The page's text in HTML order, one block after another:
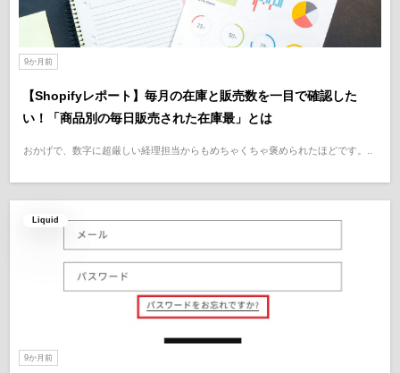
9か月前
【Shopifyレポート】毎月の在庫と販売数を一目で確認した
い！「商品別の毎日販売された在庫最」とは
おかげで、数字に超厳しい経理担当からもめちゃくちゃ褒められたほどです。..
Liquid
9か月前